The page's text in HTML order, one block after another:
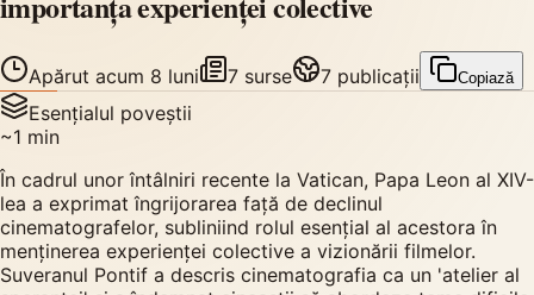
Apărut acum 8 luni 7 surse 7 publicații Copiază
Esențialul poveștii
~1 min
În cadrul unor întâlniri recente la Vatican, Papa Leon al XIV-
lea a exprimat îngrijorarea față de declinul
cinematografelor, subliniind rolul esențial al acestora în
menținerea experienței colective a vizionării filmelor.
Suveranul Pontif a descris cinematografia ca un 'atelier al